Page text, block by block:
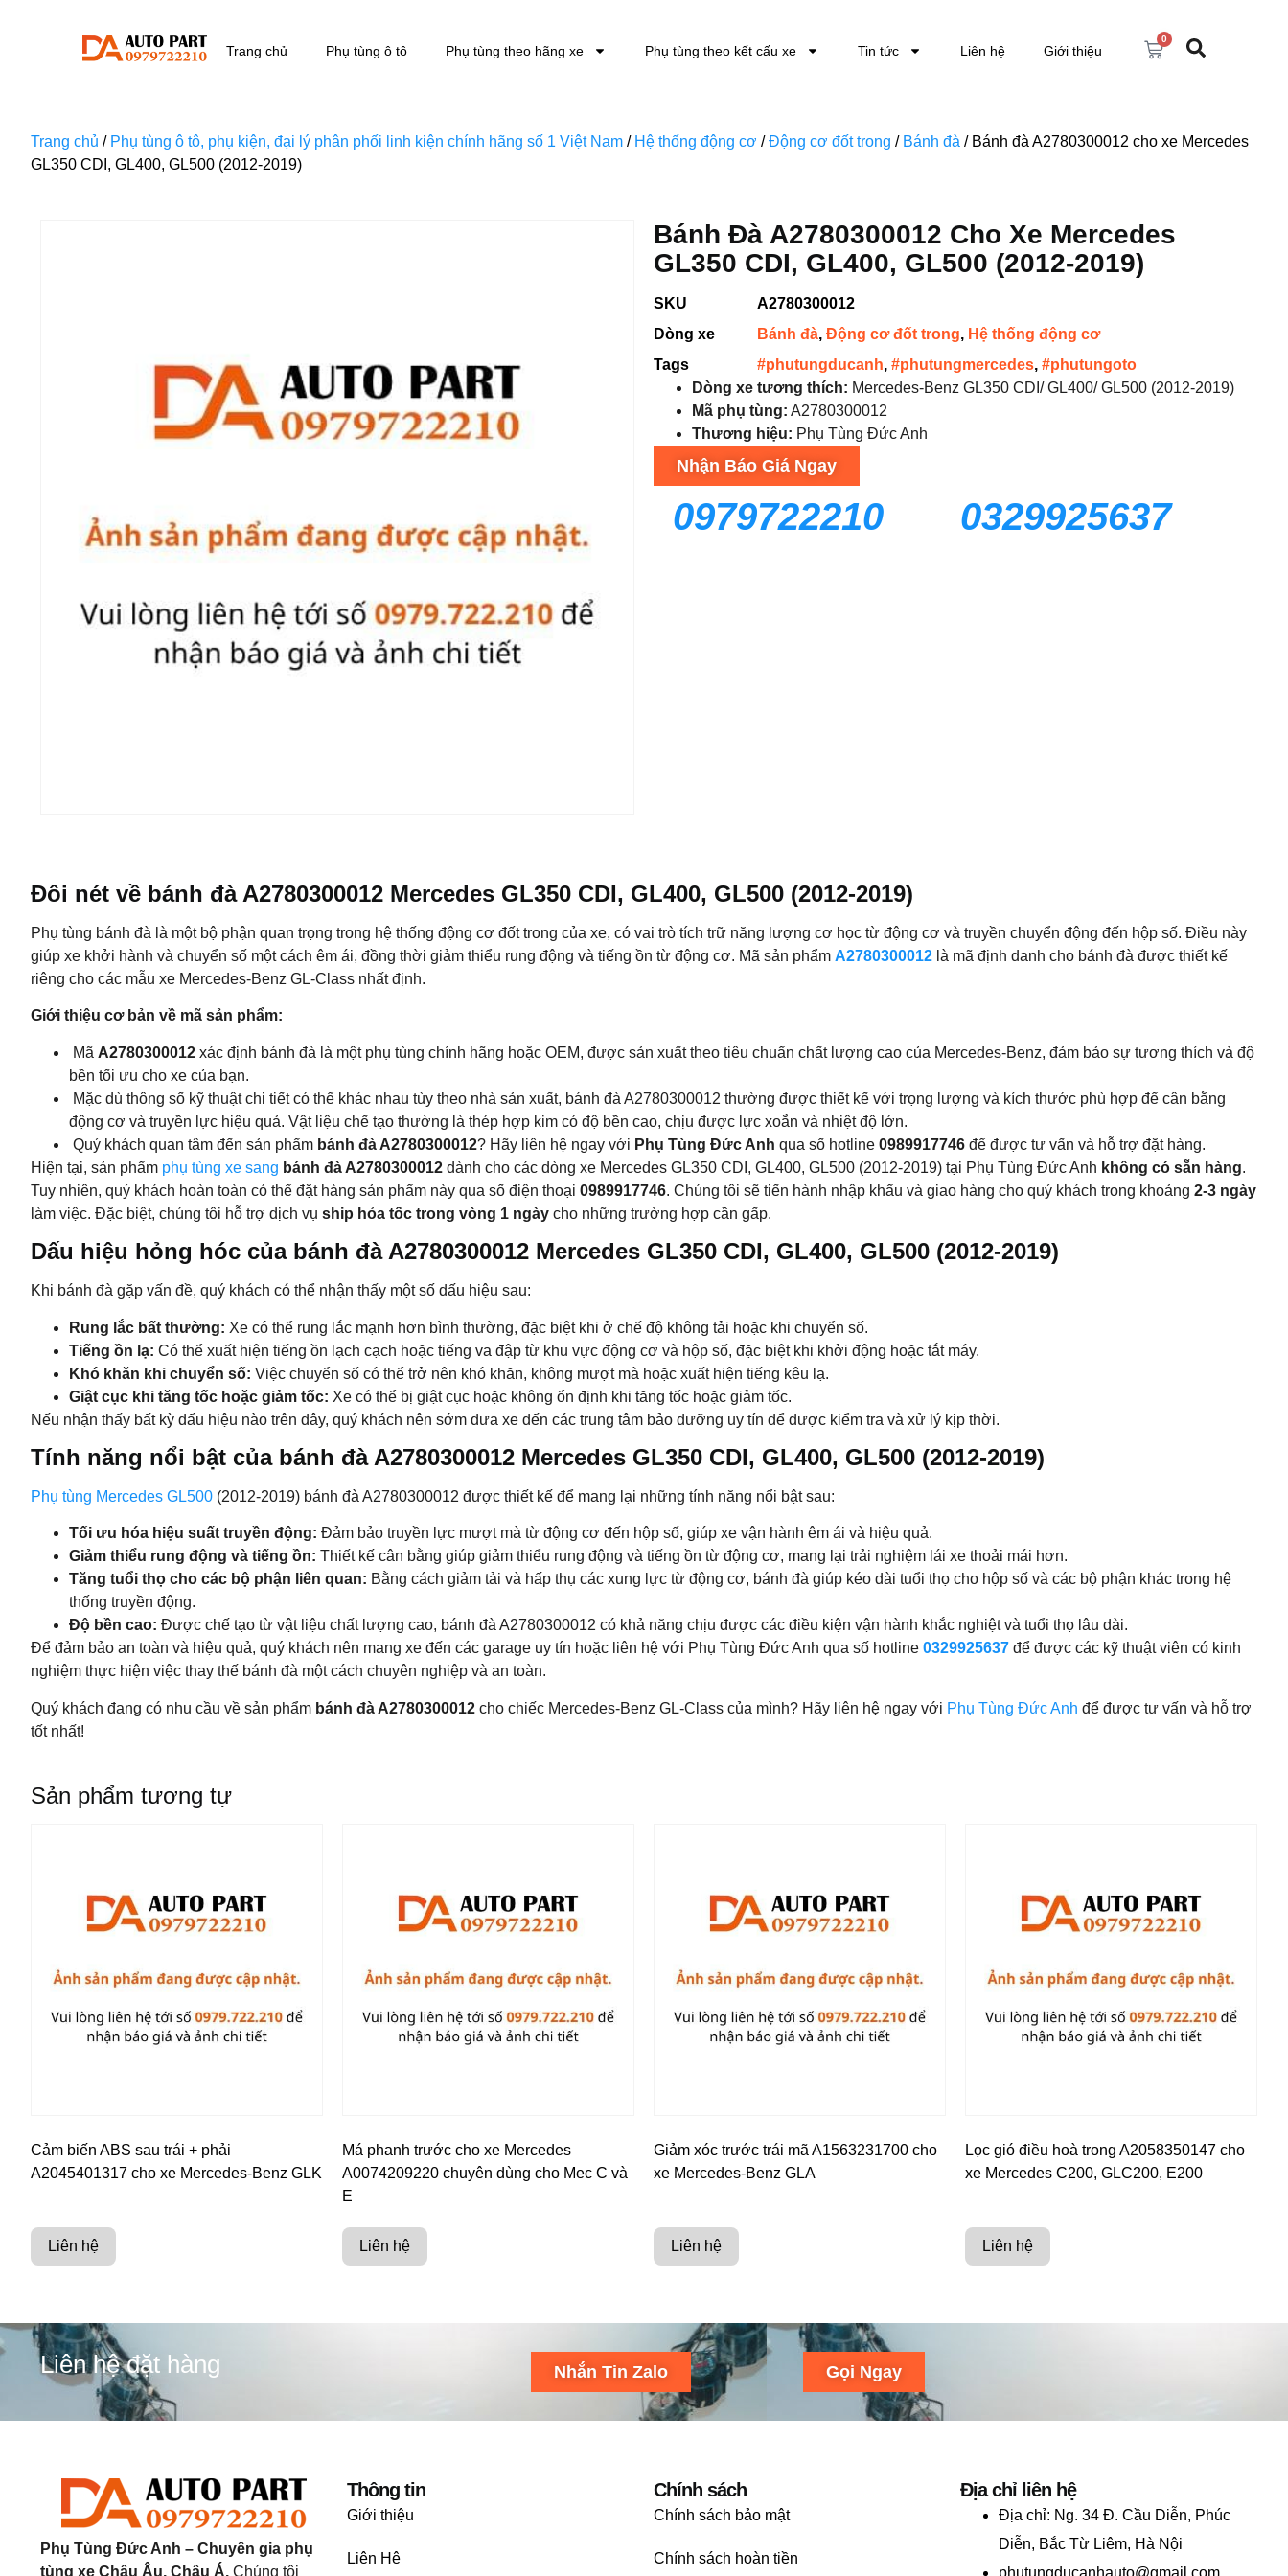
Trang chủ Phụ tùng ô tô Phụ tùng theo hãng xe Phụ tùng theo kết cấu xe Tin tức Liên hệ Giới thiệu
0
Trang chủ / Phụ tùng ô tô, phụ kiện, đại lý phân phối linh kiện chính hãng số 1 Việt Nam / Hệ thống động cơ /Động cơ đốt trong / Bánh đà / Bánh đà A2780300012 cho xe Mercedes
GL350 CDI, GL400, GL500 (2012-2019)
Bánh Đà A2780300012 Cho Xe Mercedes
GL350 CDI, GL400, GL500 (2012-2019)
SKU
A2780300012
Dòng xe
Bánh đà, Động cơ đốt trong, Hệ thống động cơ
Tags
#phutungducanh, #phutungmercedes, #phutungoto
Dòng xe tương thích: Mercedes-Benz GL350 CDI/ GL400/ GL500 (2012-2019)
Mã phụ tùng: A2780300012
Thương hiệu: Phụ Tùng Đức Anh
Nhận Báo Giá Ngay
0979722210 0329925637
Đôi nét về bánh đà A2780300012 Mercedes GL350 CDI, GL400, GL500 (2012-2019)
Phụ tùng bánh đà là một bộ phận quan trọng trong hệ thống động cơ đốt trong của xe, có vai trò tích trữ năng lượng cơ học từ động cơ và truyền chuyển động đến hộp số. Điều này
giúp xe khởi hành và chuyển số một cách êm ái, đồng thời giảm thiểu rung động và tiếng ồn từ động cơ. Mã sản phẩm A2780300012 là mã định danh cho bánh đà được thiết kế
riêng cho các mẫu xe Mercedes-Benz GL-Class nhất định.
Giới thiệu cơ bản về mã sản phẩm:
Mã A2780300012 xác định bánh đà là một phụ tùng chính hãng hoặc OEM, được sản xuất theo tiêu chuẩn chất lượng cao của Mercedes-Benz, đảm bảo sự tương thích và độ
bền tối ưu cho xe của bạn.
Mặc dù thông số kỹ thuật chi tiết có thể khác nhau tùy theo nhà sản xuất, bánh đà A2780300012 thường được thiết kế với trọng lượng và kích thước phù hợp để cân bằng
động cơ và truyền lực hiệu quả. Vật liệu chế tạo thường là thép hợp kim có độ bền cao, chịu được lực xoắn và nhiệt độ lớn.
Quý khách quan tâm đến sản phẩm bánh đà A2780300012? Hãy liên hệ ngay với Phụ Tùng Đức Anh qua số hotline 0989917746 để được tư vấn và hỗ trợ đặt hàng.
Hiện tại, sản phẩm phụ tùng xe sang bánh đà A2780300012 dành cho các dòng xe Mercedes GL350 CDI, GL400, GL500 (2012-2019) tại Phụ Tùng Đức Anh không có sẵn hàng.
Tuy nhiên, quý khách hoàn toàn có thể đặt hàng sản phẩm này qua số điện thoại 0989917746. Chúng tôi sẽ tiến hành nhập khẩu và giao hàng cho quý khách trong khoảng 2-3 ngày
làm việc. Đặc biệt, chúng tôi hỗ trợ dịch vụ ship hỏa tốc trong vòng 1 ngày cho những trường hợp cần gấp.
Dấu hiệu hỏng hóc của bánh đà A2780300012 Mercedes GL350 CDI, GL400, GL500 (2012-2019)
Khi bánh đà gặp vấn đề, quý khách có thể nhận thấy một số dấu hiệu sau:
Rung lắc bất thường: Xe có thể rung lắc mạnh hơn bình thường, đặc biệt khi ở chế độ không tải hoặc khi chuyển số.
Tiếng ồn lạ: Có thể xuất hiện tiếng ồn lạch cạch hoặc tiếng va đập từ khu vực động cơ và hộp số, đặc biệt khi khởi động hoặc tắt máy.
Khó khăn khi chuyển số: Việc chuyển số có thể trở nên khó khăn, không mượt mà hoặc xuất hiện tiếng kêu lạ.
Giật cục khi tăng tốc hoặc giảm tốc: Xe có thể bị giật cục hoặc không ổn định khi tăng tốc hoặc giảm tốc.
Nếu nhận thấy bất kỳ dấu hiệu nào trên đây, quý khách nên sớm đưa xe đến các trung tâm bảo dưỡng uy tín để được kiểm tra và xử lý kịp thời.
Tính năng nổi bật của bánh đà A2780300012 Mercedes GL350 CDI, GL400, GL500 (2012-2019)
Phụ tùng Mercedes GL500 (2012-2019) bánh đà A2780300012 được thiết kế để mang lại những tính năng nổi bật sau:
Tối ưu hóa hiệu suất truyền động: Đảm bảo truyền lực mượt mà từ động cơ đến hộp số, giúp xe vận hành êm ái và hiệu quả.
Giảm thiểu rung động và tiếng ồn: Thiết kế cân bằng giúp giảm thiểu rung động và tiếng ồn từ động cơ, mang lại trải nghiệm lái xe thoải mái hơn.
Tăng tuổi thọ cho các bộ phận liên quan: Bằng cách giảm tải và hấp thụ các xung lực từ động cơ, bánh đà giúp kéo dài tuổi thọ cho hộp số và các bộ phận khác trong hệ
thống truyền động.
Độ bền cao: Được chế tạo từ vật liệu chất lượng cao, bánh đà A2780300012 có khả năng chịu được các điều kiện vận hành khắc nghiệt và tuổi thọ lâu dài.
Để đảm bảo an toàn và hiệu quả, quý khách nên mang xe đến các garage uy tín hoặc liên hệ với Phụ Tùng Đức Anh qua số hotline 0329925637 để được các kỹ thuật viên có kinh
nghiệm thực hiện việc thay thế bánh đà một cách chuyên nghiệp và an toàn.
Quý khách đang có nhu cầu về sản phẩm bánh đà A2780300012 cho chiếc Mercedes-Benz GL-Class của mình? Hãy liên hệ ngay với Phụ Tùng Đức Anh để được tư vấn và hỗ trợ
tốt nhất!
Sản phẩm tương tự
Cảm biến ABS sau trái + phải
A2045401317 cho xe Mercedes-Benz GLK
Liên hệ
Má phanh trước cho xe Mercedes
A0074209220 chuyên dùng cho Mec C và
E
Liên hệ
Giảm xóc trước trái mã A1563231700 cho
xe Mercedes-Benz GLA
Liên hệ
Lọc gió điều hoà trong A2058350147 cho
xe Mercedes C200, GLC200, E200
Liên hệ
Liên hệ đặt hàng Nhắn Tin Zalo Gọi Ngay
Phụ Tùng Đức Anh – Chuyên gia phụ
tùng xe Châu Âu, Châu Á. Chúng tôi
Thông tin
Giới thiệu
Liên Hệ
Chính sách
Chính sách bảo mật
Chính sách hoàn tiền
Địa chỉ liên hệ
Địa chỉ: Ng. 34 Đ. Cầu Diễn, Phúc
Diễn, Bắc Từ Liêm, Hà Nội